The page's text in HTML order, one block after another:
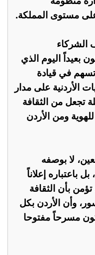
على مستوى المملكة.
الشركاء
بعيداً اليوم الذي
في قيادة
الأردنية على مدار
تجعل من الثقافة
ومن الأردن
لا بوصفه
باعتباره إعلاناً
بأن الثقافة
وأن الأردن بكل
مسرحاً مفتوحا